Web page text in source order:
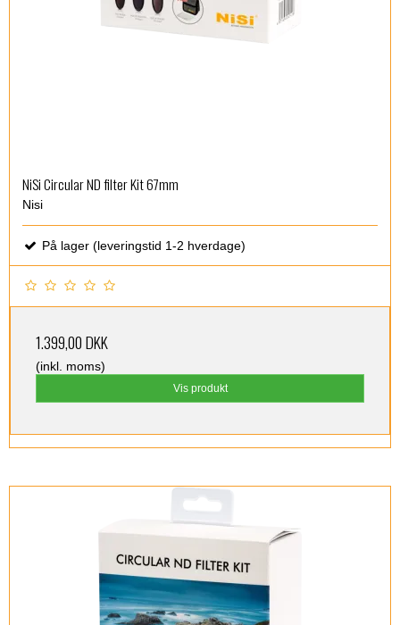
NiSi Circular ND filter Kit 67mm
Nisi
På lager (leveringstid 1-2 hverdage)
1.399,00 DKK
(inkl. moms)
Vis produkt